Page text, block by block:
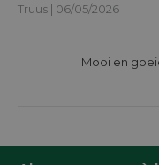
Truus | 06/05/2026